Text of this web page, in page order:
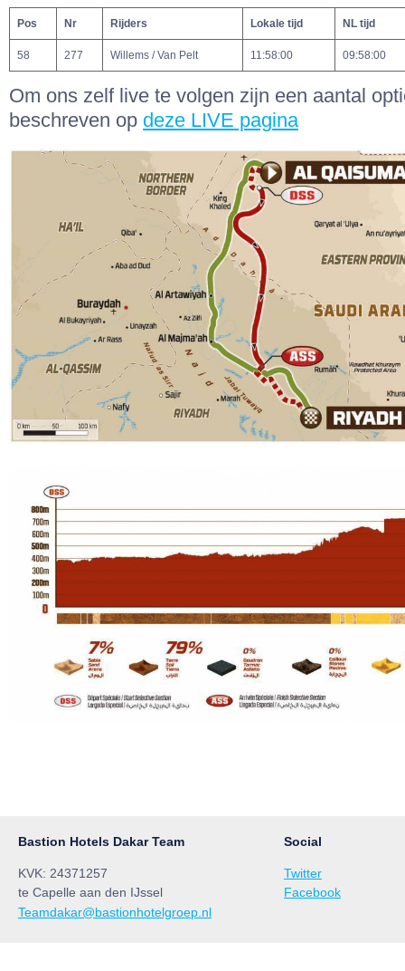
Pos Nr Rijders Lokale tijd NL tijd
58 277 Willems / Van Pelt 11:58:00 09:58:00
Om ons zelf live te volgen zijn een aantal
beschreven op deze LIVE pagina
Bastion Hotels Dakar Team
KVK: 24371257
te Capelle aan den IJssel
Teamdakar@bastionhotelgroep.nl
Social
Twitter
Facebook